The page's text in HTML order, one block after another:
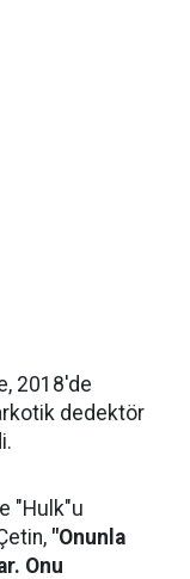
2018'de
dedektör
"Hulk"u
"Onunla
Onu